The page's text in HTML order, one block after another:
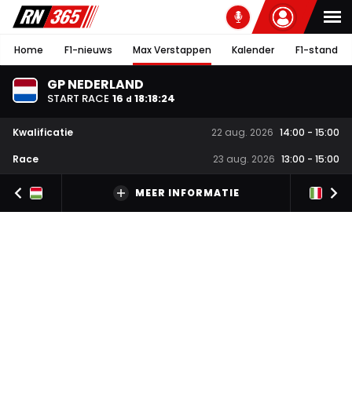
Home F1-nieuws Max Verstappen Kalender F1-stand
GP NEDERLAND
START RACE 16 d 18:18:24
Kwalificatie 22 aug. 2026 14:00 - 15:00
Race
23 aug. 2026 13:00 - 15:00
MEER INFORMATIE